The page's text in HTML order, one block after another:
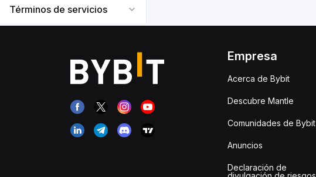
Términos de servicios
Empresa
Acerca de Bybit
Descubre Mantle
Comunidades de Bybit
Anuncios
Declaración de